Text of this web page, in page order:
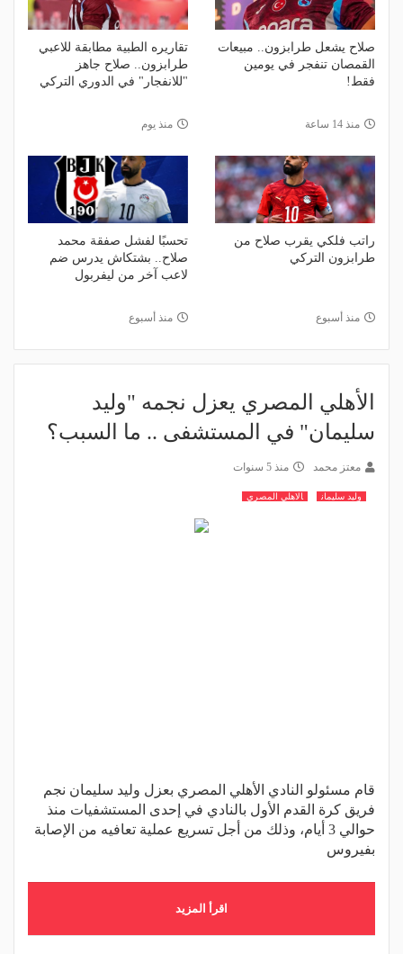
صلاح يشعل طرابزون.. مبيعات
القمصان تنفجر في يومين
فقط!
منذ 14 ساعة
تقاريره الطبية مطابقة للاعبي
طرابزون.. صلاح جاهز
"للانفجار" في الدوري التركي
منذ يوم
راتب فلكي يقرب صلاح من
طرابزون التركي
منذ أسبوع
تحسبًا لفشل صفقة محمد
صلاح.. بشتكاش يدرس ضم
لاعب آخر من ليفربول
منذ أسبوع
الأهلي المصري يعزل نجمه "وليد
سليمان" في المستشفى .. ما السبب؟
معتز محمد منذ 5 سنوات
وليد سليمان الاهلي المصري
قام مسئولو النادي الأهلي المصري بعزل وليد سليمان نجم
فريق كرة القدم الأول بالنادي في إحدى المستشفيات منذ
حوالي 3 أيام، وذلك من أجل تسريع عملية تعافيه من الإصابة
بفيروس
اقرأ المزيد